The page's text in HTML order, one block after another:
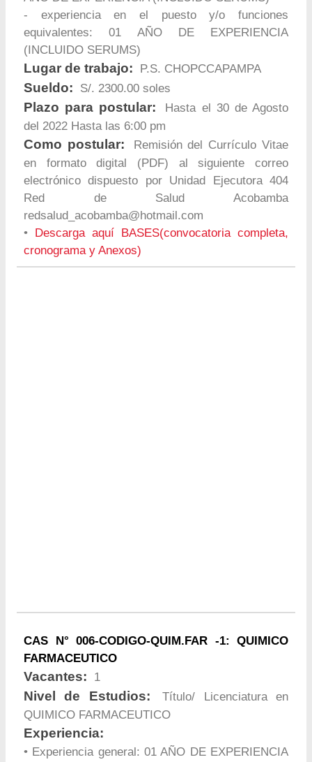
- experiencia en el puesto y/o funciones
equivalentes: 01 AÑO DE EXPERIENCIA
(INCLUIDO SERUMS)
Lugar de trabajo: P.S. CHOPCCAPAMPA
Sueldo: S/. 2300.00 soles
Plazo para postular:
Hasta el 30 de Agosto
del 2022 Hasta las 6:00 pm
Como postular:
Remisión del Currículo Vitae
en formato digital (PDF) al siguiente correo
electrónico dispuesto por Unidad Ejecutora 404
Red de Salud Acobamba
redsalud_acobamba@hotmail.com
•
Descarga aquí BASES(convocatoria completa,
cronograma y Anexos)
CAS N° 006-CODIGO-QUIM.FAR -1: QUIMICO
FARMACEUTICO
Vacantes: 1
Nivel de Estudios:
Título/ Licenciatura en
QUIMICO FARMACEUTICO
Experiencia:
• Experiencia general: 01 AÑO DE EXPERIENCIA